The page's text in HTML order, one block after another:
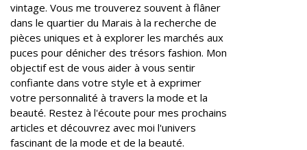
vintage. Vous me trouverez souvent à flâner
dans le quartier du Marais à la recherche de
pièces uniques et à explorer les marchés aux
puces pour dénicher des trésors fashion. Mon
objectif est de vous aider à vous sentir
confiante dans votre style et à exprimer
votre personnalité à travers la mode et la
beauté. Restez à l'écoute pour mes prochains
articles et découvrez avec moi l'univers
fascinant de la mode et de la beauté.